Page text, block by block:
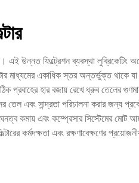
এই উন্নত ফিল্ট্রেশন ব্যবস্থা লুব্রিকেটিং
মাধ্যমের একাধিক স্তর অন্তর্ভুক্ত থাকে
হার বজায় রেখে ধ্রুব তেলের
তেল এবং সান্দ্রতা পরিচালনা করার জন্য
কমায় এবং কম্প্রেসার সিস্টেমের মোট
কর্মদক্ষতা এবং রক্ষণাবেক্ষণের